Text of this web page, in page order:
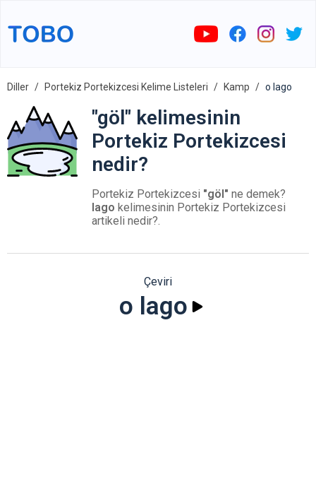
Diller Portekiz Portekizcesi Kelime Listeleri Kamp o lago
"göl" kelimesinin
Portekiz Portekizcesi
nedir?
Portekiz Portekizcesi "göl" ne demek?
lago kelimesinin Portekiz Portekizcesi
artikeli nedir?.
Çeviri
o lago